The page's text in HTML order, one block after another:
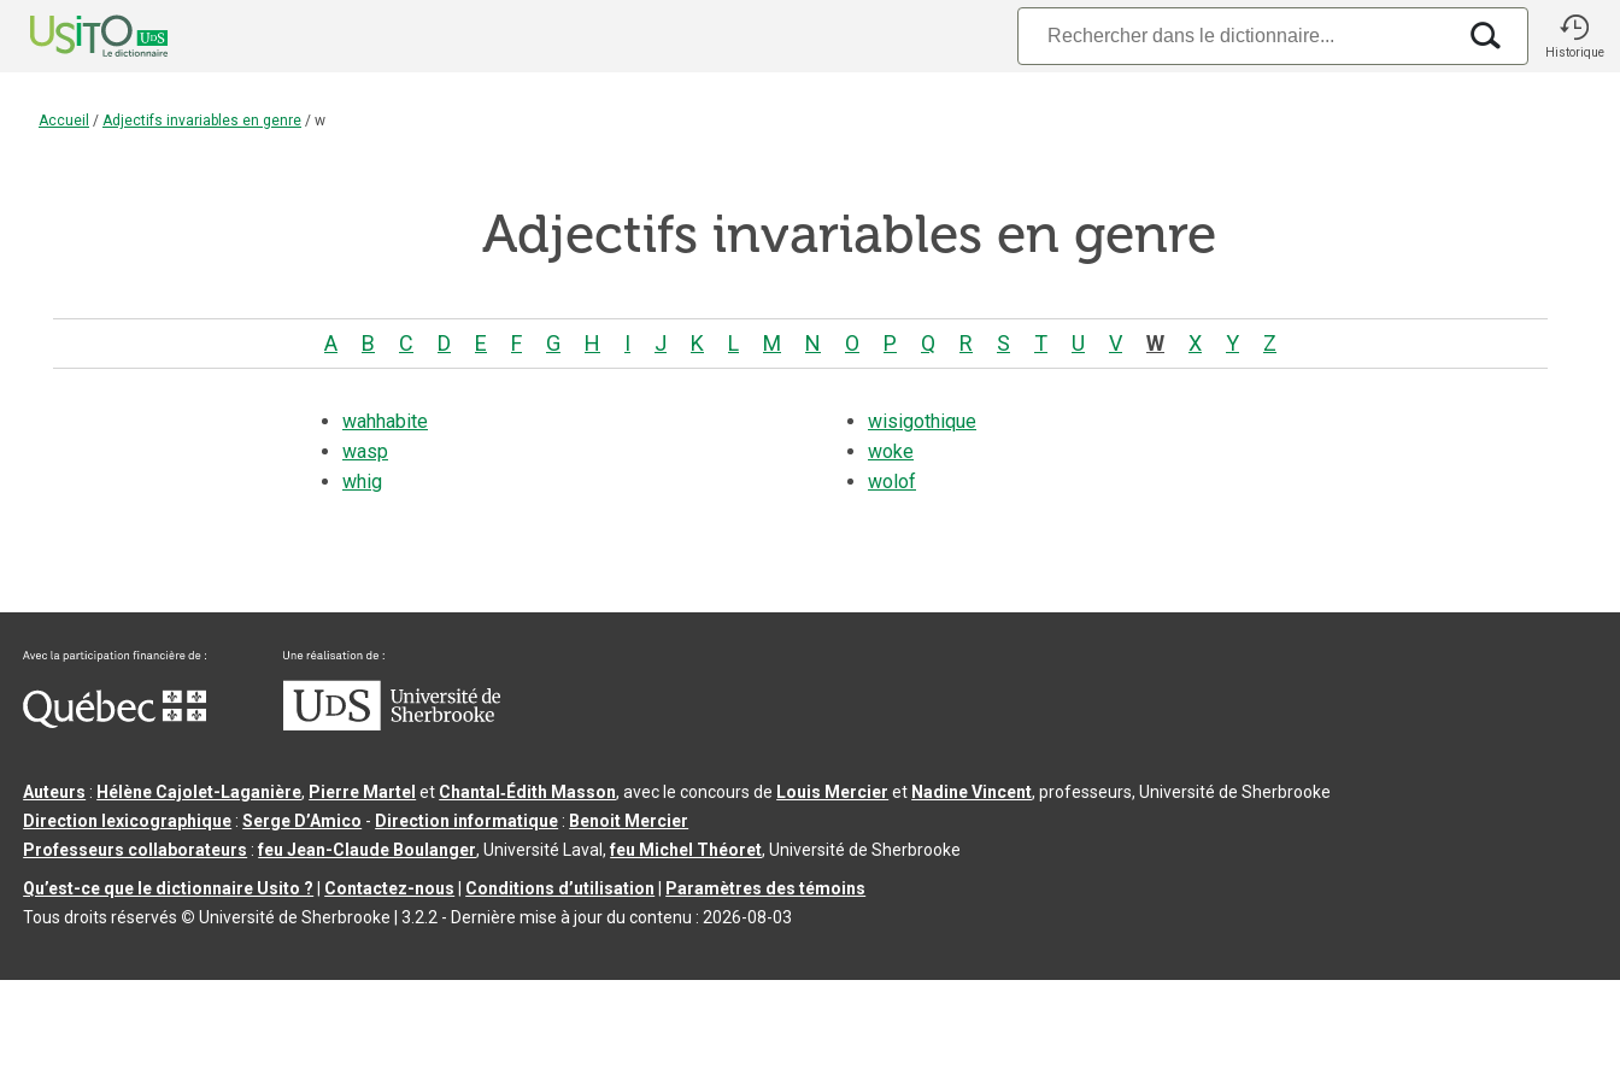
Historique
Accueil / Adjectifs invariables en genre / w
Adjectifs invariables en genre
A B C D E F G H I J K L M N O P Q R S T U V W X Y Z
wahhabite
wasp
whig
wisigothique
woke
wolof
Auteurs : Hélène Cajolet-Laganière, Pierre Martel et Chantal‑Édith Masson, avec le concours de Louis Mercier et Nadine Vincent, professeurs, Université de Sherbrooke
Direction lexicographique :Serge D’Amico - Direction informatique : Benoit Mercier
Professeurs collaborateurs :feu Jean-Claude Boulanger, Université Laval,feu Michel Théoret, Université de Sherbrooke
Qu’est-ce que le dictionnaire Usito ?
Contactez-nous Conditions d’utilisation
Paramètres des témoins
Tous droits réservés © Université de Sherbrooke |3.2.2 - Dernière mise à jour du contenu : 2026-08-03